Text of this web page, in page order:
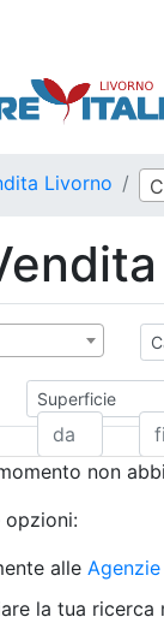
Livorno
Superficie
non
opzioni:
alle
la tua